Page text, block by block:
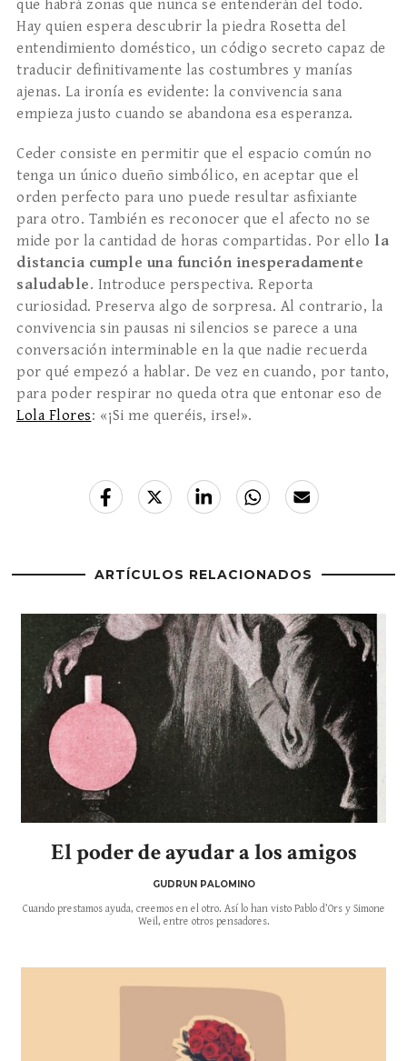
que habrá zonas que nunca se entenderán del todo.
Hay quien espera descubrir la piedra Rosetta del
entendimiento doméstico, un código secreto capaz de
traducir definitivamente las costumbres y manías
ajenas. La ironía es evidente: la convivencia sana
empieza justo cuando se abandona esa esperanza.
Ceder consiste en permitir que el espacio común no
tenga un único dueño simbólico, en aceptar que el
orden perfecto para uno puede resultar asfixiante
para otro. También es reconocer que el afecto no se
mide por la cantidad de horas compartidas. Por ello la
distancia cumple una función inesperadamente
saludable. Introduce perspectiva. Reporta
curiosidad. Preserva algo de sorpresa. Al contrario, la
convivencia sin pausas ni silencios se parece a una
conversación interminable en la que nadie recuerda
por qué empezó a hablar. De vez en cuando, por tanto,
para poder respirar no queda otra que entonar eso de
Lola Flores: «¡Si me queréis, irse!».
ARTÍCULOS RELACIONADOS
El poder de ayudar a los amigos
GUDRUN PALOMINO
Cuando prestamos ayuda, creemos en el otro. Así lo han visto Pablo d’Ors y Simone
Weil, entre otros pensadores.